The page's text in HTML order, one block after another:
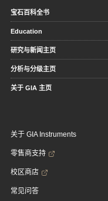
宝石百科全书
Education
研究与新闻主页
分析与分级主页
关于 GIA 主页
关于 GIA Instruments
零售商支持
校区商店
常见问答